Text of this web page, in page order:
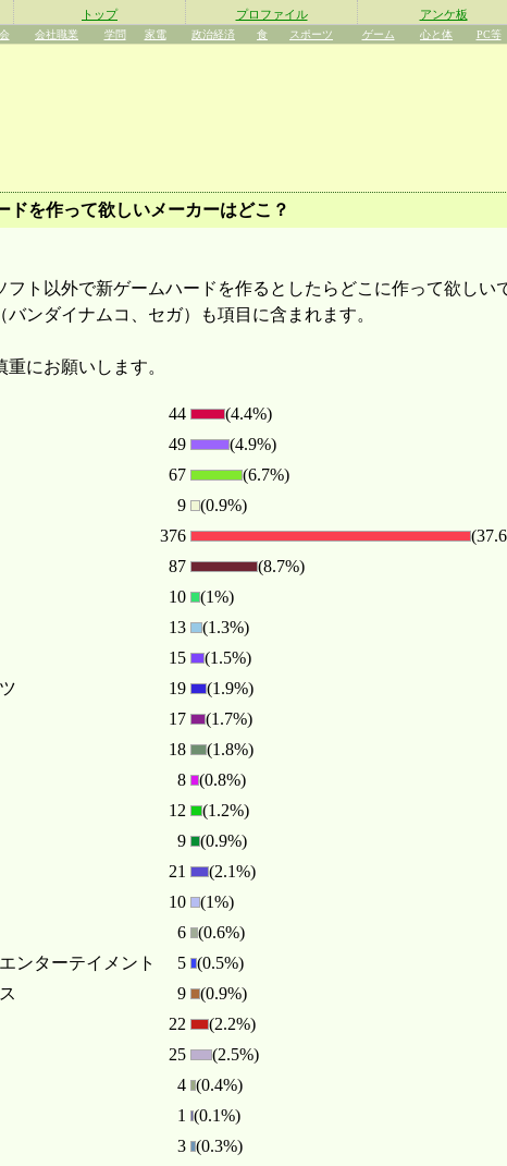
トップ プロファイル アンケ板
会社職業 学問 家電 政治経済 食 スポーツ ゲーム 心と体 PC等
ドを作って欲しいメーカーはどこ？
ト以外で新ゲームハードを作るとしたらどこに作って欲しい
ンダイナムコ、セガ）も項目に含まれます。
にお願いします。
44
(4.4%)
49
(4.9%)
67
(6.7%)
9
(0.9%)
376
87
(8.7%)
10
(1%)
13
(1.3%)
15
(1.5%)
19
(1.9%)
17
(1.7%)
18
(1.8%)
8
(0.8%)
12
(1.2%)
9
(0.9%)
21
(2.1%)
10
(1%)
6
(0.6%)
ンターテイメント 5 (0.5%)
9
(0.9%)
22
(2.2%)
25
(2.5%)
4 (0.4%)
1 (0.1%)
3 (0.3%)